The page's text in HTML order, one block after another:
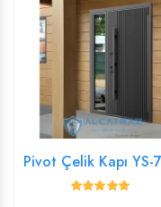
Pivot Çelik Kapı YS-